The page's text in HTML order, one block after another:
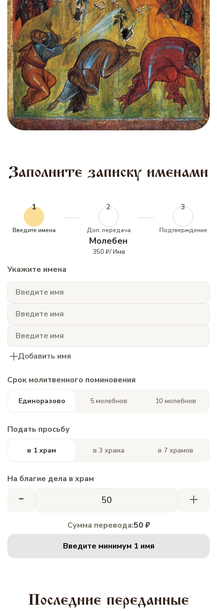
Заполните записку именами
1
Введите имена
2
Доп. передача
3
Подтверждение
Молебен
350 ₽/ Имя
Укажите имена
Добавить имя
Срок молитвенного поминовения
Единоразово 5 молебнов 10 молебнов
Подать просьбу
в 1 храм в 3 храма в 7 храмов
На благие дела в храм
- +
Сумма перевода:50 ₽
Введите минимум 1 имя
Последние переданные